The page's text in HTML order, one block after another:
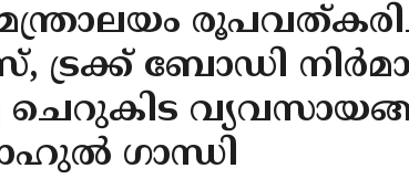
ട്രക്ക് ബോഡി
ഗാന്ധി